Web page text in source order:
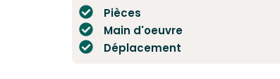
Pièces
Main d'oeuvre
Déplacement